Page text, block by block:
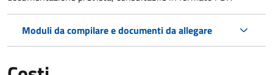
Moduli da compilare e documenti da allegare